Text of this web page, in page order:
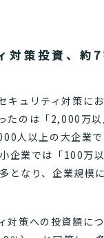
対策投資、約
キュリティ対策に
たのは「2,000万
人以上の大企業
企業では「100万
となり、企業規模
対策への投資額に